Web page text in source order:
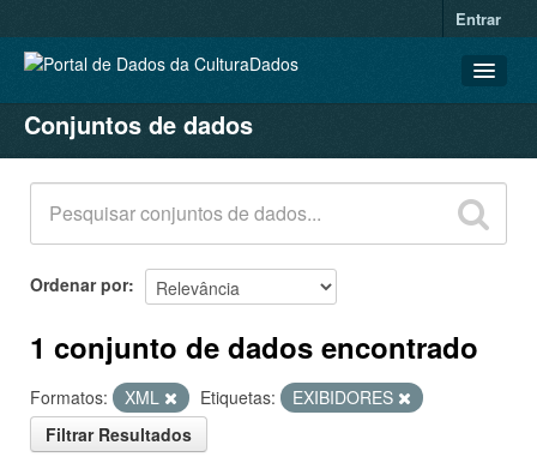
Entrar
CONJUNTOS DE DADOS
ORGANIZAÇÕES
GRUPOS
SOBRE
Conjuntos de dados
Ordenar por
1 conjunto de dados encontrado
Formatos: XML Etiquetas:
EXIBIDORES
Filtrar Resultados